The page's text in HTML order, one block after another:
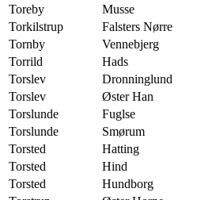
Toreby
Musse
Torkilstrup
Falsters Nørre
Tornby
Vennebjerg
Torrild
Hads
Torslev
Dronninglund
Torslev
Øster Han
Torslunde
Fuglse
Torslunde
Smørum
Torsted
Hatting
Torsted
Hind
Torsted
Hundborg